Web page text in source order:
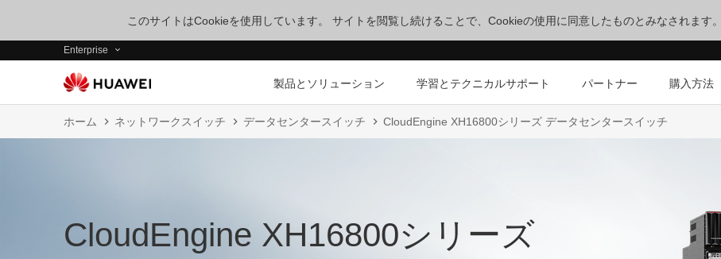
このサイトはCookieを使用しています。 サイトを閲覧し続けることで、Cookieの使用に同意したものとみなされます。
Enterprise
製品とソリューション 学習とテクニカルサポート パートナー 購入方法
ホーム ネットワークスイッチ データセンタースイッチ CloudEngine XH16800シリーズ データセンタースイッチ
CloudEngine XH16800シリーズ